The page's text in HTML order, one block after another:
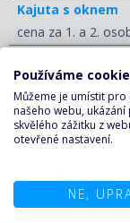
Kajuta s oknem
cena za 1. a 2.
cena za 1. a 2.
Apartmá
cena za 1. a 2.
Používáme
Můžeme je umístit pro
našeho webu,
skvělého zážitku z
otevřené nastavení.
NE,